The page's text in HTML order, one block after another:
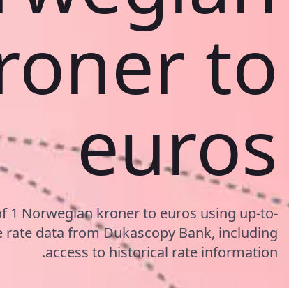
to
euros
1 Norwegian kroner to euros using up-to-
rate data from Dukascopy Bank, including
access to historical rate information.